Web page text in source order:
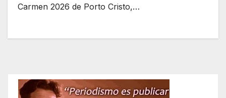
Carmen 2026 de Porto Cristo,…